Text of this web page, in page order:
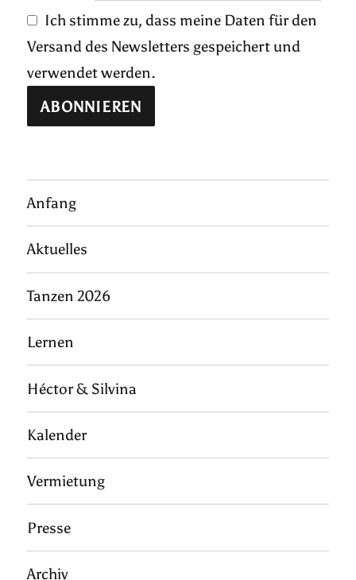
Ich stimme zu, dass meine Daten für den
Versand des Newsletters gespeichert und
verwendet werden.
Anfang
Aktuelles
Tanzen 2026
Lernen
Héctor & Silvina
Kalender
Vermietung
Presse
Archiv